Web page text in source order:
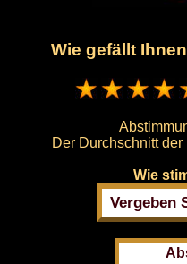
Wie gefällt
Der Durchschnitt
Wie